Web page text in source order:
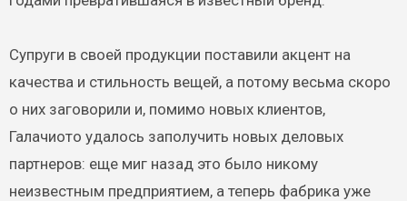
Супруги в своей продукции поставили акцент на
качества и стильность вещей, а потому весьма скоро
о них заговорили и, помимо новых клиентов,
Галачиото удалось заполучить новых деловых
партнеров: еще миг назад это было никому
неизвестным предприятием, а теперь фабрика уже